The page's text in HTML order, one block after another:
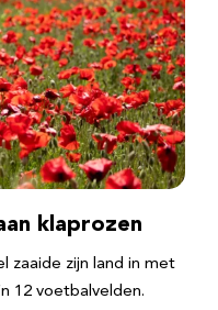
klaprozen
zaaide zijn land in met
12 voetbalvelden.